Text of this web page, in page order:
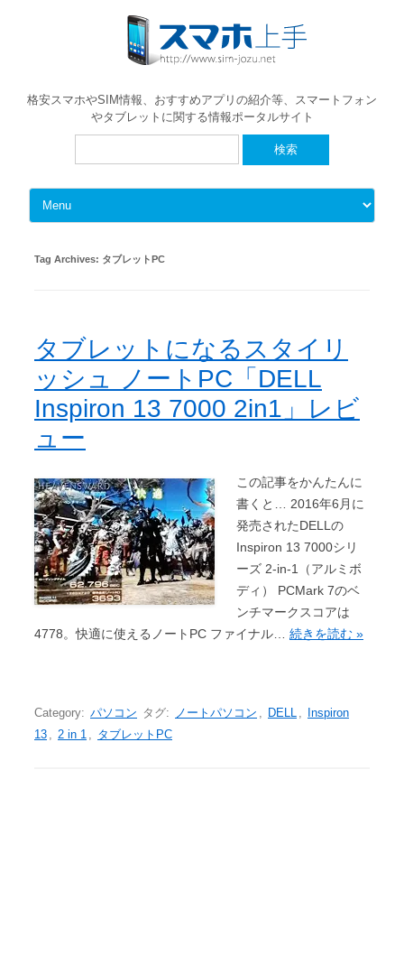
格安スマホやSIM情報、おすすめアプリの紹介等、スマートフォン
やタブレットに関する情報ポータルサイト
Skip to content
Tag Archives: タブレットPC
タブレットになるスタイリ
ッシュ ノートPC「DELL
Inspiron 13 7000 2in1」レビ
ュー
この記事をかんたんに
書くと… 2016年6月に
発売されたDELLの
Inspiron 13 7000シリ
ーズ 2-in-1（アルミボ
ディ） PCMark 7のベ
ンチマークスコアは
4778。快適に使えるノートPC ファイナル… 続きを読む »
Category: パソコン タグ: ノートパソコン , DELL ,
Inspiron
13 , 2 in 1 , タブレットPC